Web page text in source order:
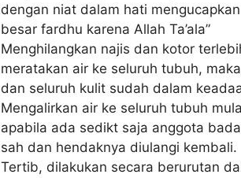
dengan niat dalam hati
besar fardhu karena Allah Ta’ala”
Menghilangkan najis dan kotor
meratakan air ke seluruh tubuh,
dan seluruh kulit sudah dalam
Mengalirkan air ke seluruh tubuh
apabila ada sedikt saja anggota
sah dan hendaknya diulangi kembali.
Tertib, dilakukan secara berurutan